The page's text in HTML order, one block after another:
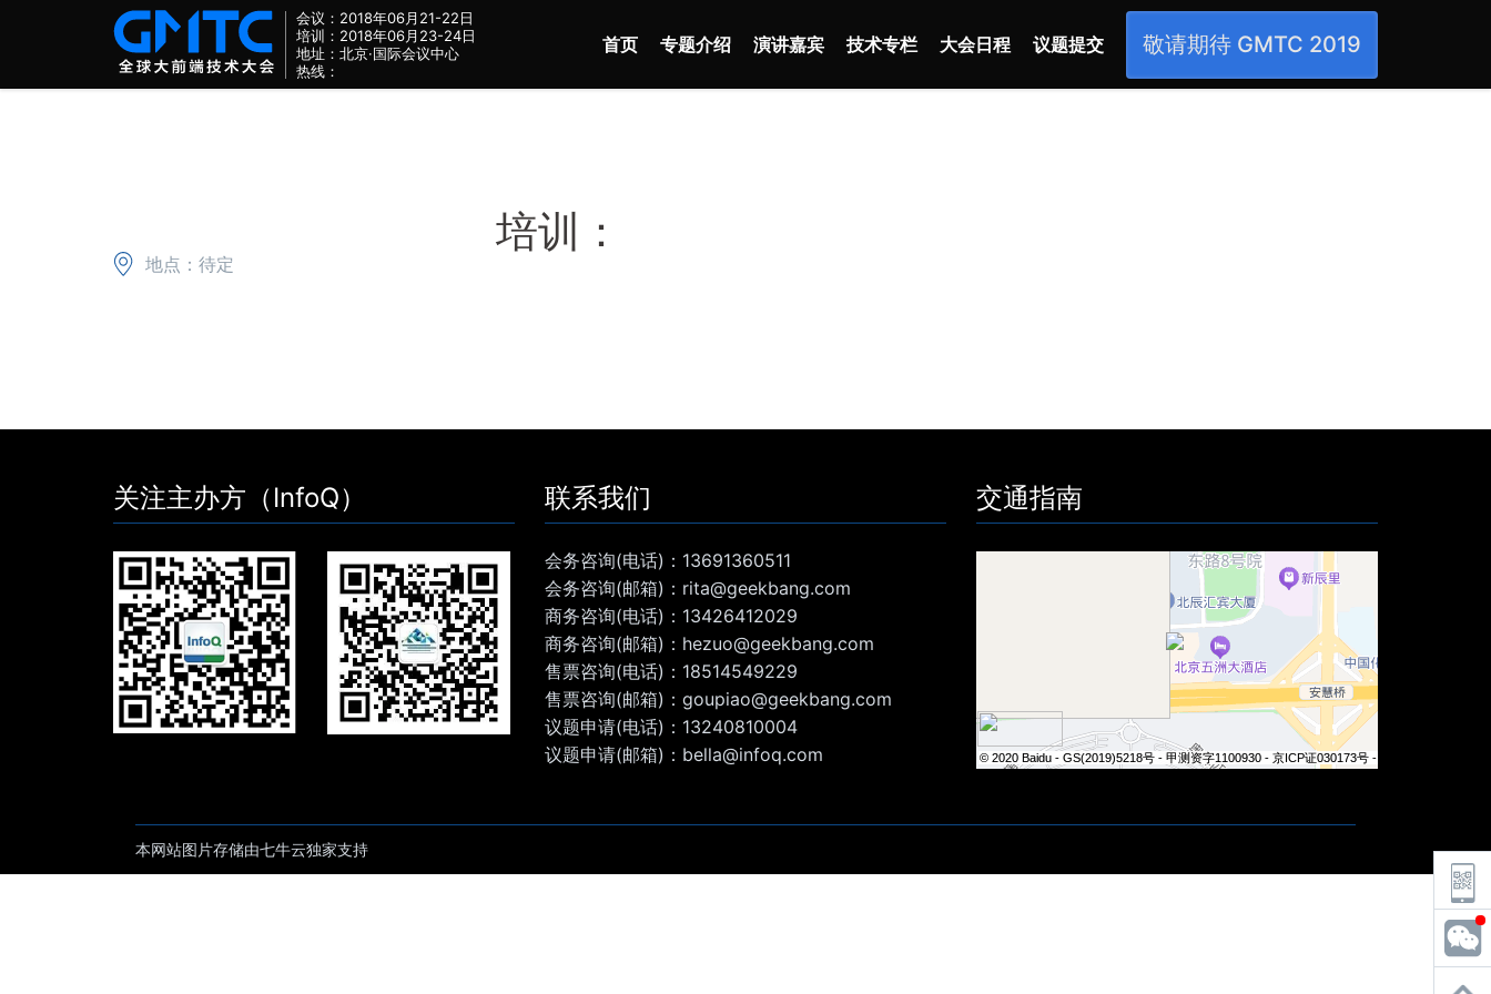
会议：2018年06月21-22日
培训：2018年06月23-24日
地址：北京·国际会议中心
热线：
首页 专题介绍 演讲嘉宾 技术专栏 大会日程 议题提交 敬请期待 GMTC 2019
地点：待定
培训：
关注主办方（InfoQ） 联系我们
会务咨询(电话)：13691360511
会务咨询(邮箱)：rita@geekbang.com
商务咨询(电话)：13426412029
商务咨询(邮箱)：hezuo@geekbang.com
售票咨询(电话)：18514549229
售票咨询(邮箱)：goupiao@geekbang.com
议题申请(电话)：13240810004
议题申请(邮箱)：bella@infoq.com
交通指南
© 2020 Baidu - GS(2019)5218号 - 甲测资字1100930 - 京ICP证030173号 - Data © 长地万方
© 2020 Baidu - GS(2019)5218号 - 甲测资字1100930 - 京ICP证030173号 - Data © 长地万方
本网站图片存储由七牛云独家支持